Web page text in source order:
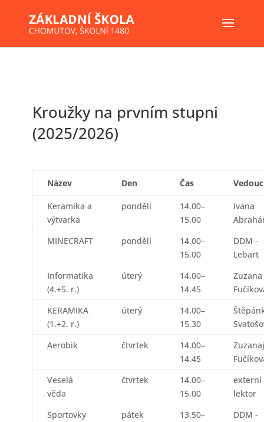
Kroužky na prvním stupni
(2025/2026)
Název Den Čas
Keramika a
výtvarka
pondělí
14.00–
15.00
Ivana
MINECRAFT
pondělí
14.00–
15.00
DDM -
Lebart
Informatika
(4.+5. r.)
úterý
14.00–
14.45
Zuzana
KERAMIKA
(1.+2. r.)
úterý
14.00–
15.30
Aerobik
čtvrtek
14.00–
14.45
Zuzanaj
Veselá
věda
čtvrtek
14.00–
15.00
externí
lektor
Sportovky
pátek
13.50–
DDM -